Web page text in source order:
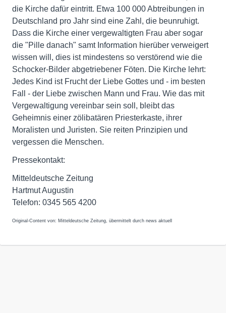
die Kirche dafür eintritt. Etwa 100 000 Abtreibungen in
Deutschland pro Jahr sind eine Zahl, die beunruhigt.
Dass die Kirche einer vergewaltigten Frau aber sogar
die "Pille danach" samt Information hierüber verweigert
wissen will, dies ist mindestens so verstörend wie die
Schocker-Bilder abgetriebener Föten. Die Kirche lehrt:
Jedes Kind ist Frucht der Liebe Gottes und - im besten
Fall - der Liebe zwischen Mann und Frau. Wie das mit
Vergewaltigung vereinbar sein soll, bleibt das
Geheimnis einer zölibatären Priesterkaste, ihrer
Moralisten und Juristen. Sie reiten Prinzipien und
vergessen die Menschen.
Pressekontakt:
Mitteldeutsche Zeitung
Hartmut Augustin
Telefon: 0345 565 4200
Original-Content von: Mitteldeutsche Zeitung, übermittelt durch news aktuell